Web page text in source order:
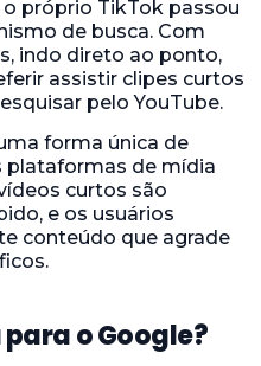
próprio TikTok passou
de busca. Com
indo direto ao ponto,
assistir clipes curtos
pelo YouTube.
forma única de
de mídia
curtos são
e os usuários
conteúdo que agrade
o Google?